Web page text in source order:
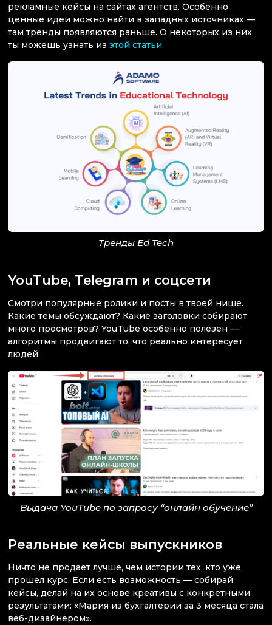
рекламные кейсы на сайтах агентств. Особенно
ценные идеи можно найти в западных источниках —
там тренды появляются раньше. О некоторых из них
ты можешь узнать из этой статьи.
Тренды Ed Tech
YouTube, Telegram и соцсети
Смотри популярные ролики и посты в твоей нише.
Какие темы обсуждают? Какие заголовки собирают
много просмотров? YouTube особенно полезен —
алгоритмы продвигают то, что реально интересует
людей.
Выдача YouTube по запросу “онлайн обучение”
Реальные кейсы выпускников
Ничто не продает лучше, чем истории тех, кто уже
прошел курс. Если есть возможность — собирай
кейсы, делай на их основе креативы с конкретными
результатами: «Мария из бухгалтерии за 3 месяца стала
веб-дизайнером».